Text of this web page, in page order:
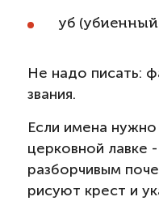
уб
Не надо писать:
звания.
Если имена нужно
церковной лавке
разборчивым
рисуют крест и